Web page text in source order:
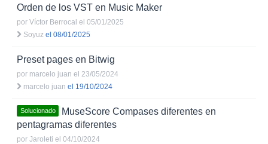
Orden de los VST en Music Maker
por Víctor Berrocal el 05/01/2025
Soyuz el 08/01/2025
Preset pages en Bitwig
por marcelo juan el 23/05/2024
marcelo juan el 19/10/2024
Solucionado
MuseScore Compases diferentes en
pentagramas diferentes
por Jaroleti el 04/10/2024